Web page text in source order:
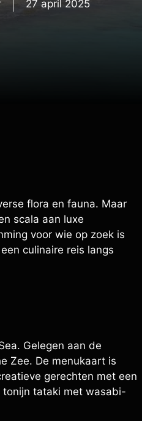
27 april 2025
flora en fauna. Maar
scala aan luxe
voor wie op zoek is
culinaire reis langs
Gelegen aan de
Zee. De menukaart is
gerechten met een
tataki met wasabi-